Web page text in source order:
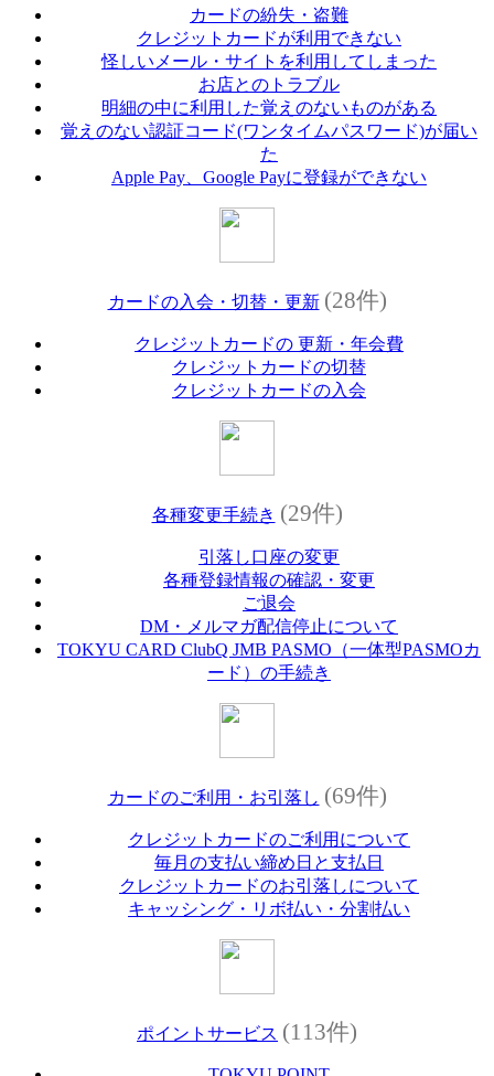
カードの紛失・盗難
クレジットカードが利用できない
怪しいメール・サイトを利用してしまった
お店とのトラブル
明細の中に利用した覚えのないものがある
覚えのない認証コード(ワンタイムパスワード)が届い
た
Apple Pay、Google Payに登録ができない
カードの入会・切替・更新 (28件)
クレジットカードの 更新・年会費
クレジットカードの切替
クレジットカードの入会
各種変更手続き (29件)
引落し口座の変更
各種登録情報の確認・変更
ご退会
DM・メルマガ配信停止について
TOKYU CARD ClubQ JMB PASMO（一体型PASMOカ
ード）の手続き
カードのご利用・お引落し (69件)
クレジットカードのご利用について
毎月の支払い締め日と支払日
クレジットカードのお引落しについて
キャッシング・リボ払い・分割払い
ポイントサービス (113件)